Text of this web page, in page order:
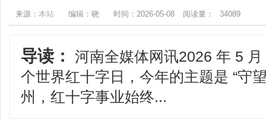
来源： 本站 编辑：晓 时间：2026-05-08 阅读量： 34089
导读：
河南全媒体网讯2026 年 5
个世界红十字日，今年的主题是 “守
州，红十字事业始终...